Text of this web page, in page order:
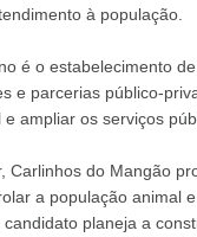
à população.
é o estabelecimento
e parcerias público-
ampliar os serviços
Carlinhos do Mangão
a população animal
planeja a